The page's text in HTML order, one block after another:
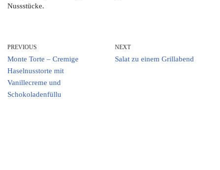
Nussstücke.
PREVIOUS
Monte Torte – Cremige
Haselnusstorte mit
Vanillecreme und
Schokoladenfüllu
NEXT
Salat zu einem Grillabend